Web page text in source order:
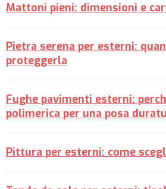
Mattoni pieni: dimensioni e
Pietra serena per esterni:
proteggerla
Fughe pavimenti esterni:
polimerica per una posa
Pittura per esterni: come